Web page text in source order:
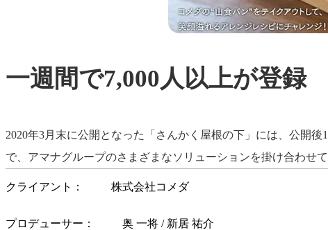
一週間で7,000人以上が登録
2020年3月末に公開となった「さんかく屋根の下」には、公開
で、アマナグループのさまざまなソリューションを掛け合わせ
クライアント 株式会社コメダ
プロデューサー 奥 一将 / 新居 祐介